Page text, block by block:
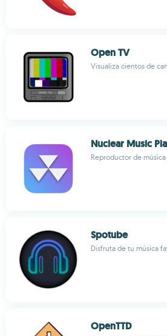
Open TV
Visualiza cientos de
Nuclear Music
Reproductor de
Spotube
Disfruta de tu música
OpenTTD